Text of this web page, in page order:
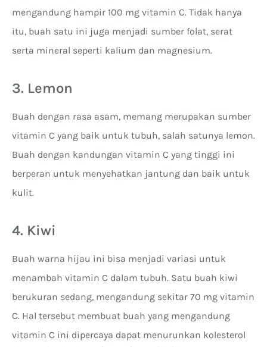
mengandung hampir 100 mg vitamin C. Tidak hanya
itu, buah satu ini juga menjadi sumber folat, serat
serta mineral seperti kalium dan magnesium.
3. Lemon
Buah dengan rasa asam, memang merupakan sumber
vitamin C yang baik untuk tubuh, salah satunya lemon.
Buah dengan kandungan vitamin C yang tinggi ini
berperan untuk menyehatkan jantung dan baik untuk
kulit.
4. Kiwi
Buah warna hijau ini bisa menjadi variasi untuk
menambah vitamin C dalam tubuh. Satu buah kiwi
berukuran sedang, mengandung sekitar 70 mg vitamin
C. Hal tersebut membuat buah yang mengandung
vitamin C ini dipercaya dapat menurunkan kolesterol